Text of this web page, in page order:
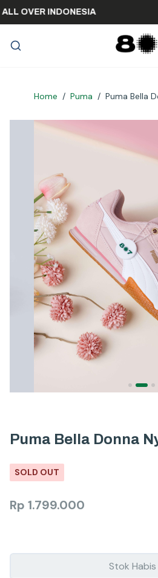
ALL OVER INDONESIA
Home / Puma / Puma Bella
Puma Bella Donna
SOLD OUT
Rp 1.799.000
Stok Habis